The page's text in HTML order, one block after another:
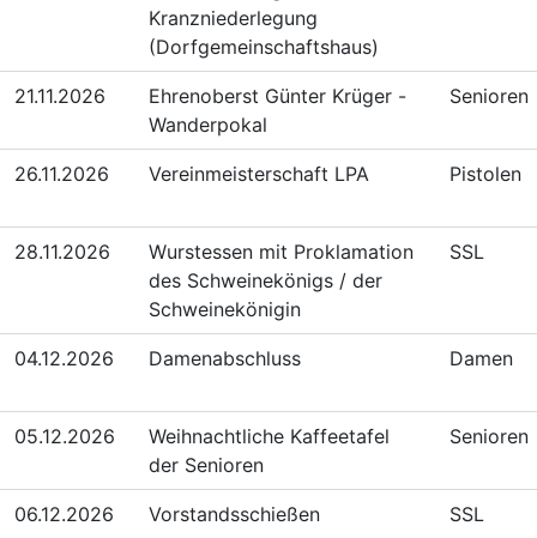
Kranzniederlegung
(Dorfgemeinschaftshaus)
21.11.2026
Ehrenoberst Günter Krüger -
Wanderpokal
Senioren
26.11.2026 Vereinmeisterschaft LPA Pistolen
28.11.2026
Wurstessen mit Proklamation
des Schweinekönigs / der
Schweinekönigin
SSL
04.12.2026 Damenabschluss Damen
05.12.2026
Weihnachtliche Kaffeetafel
der Senioren
Senioren
06.12.2026 Vorstandsschießen SSL